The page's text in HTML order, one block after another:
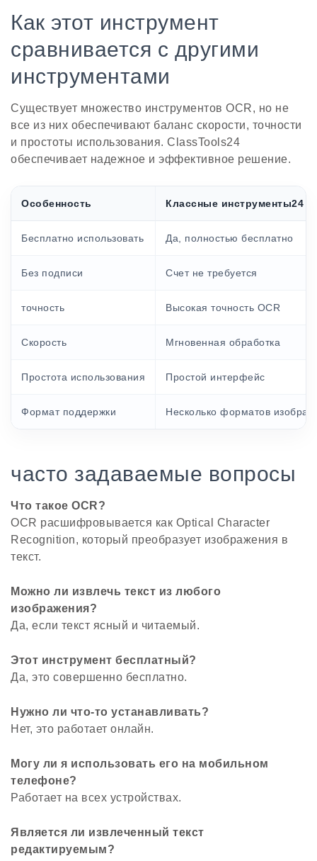
Как этот инструмент
сравнивается с другими
инструментами
Существует множество инструментов OCR, но не
все из них обеспечивают баланс скорости, точности
и простоты использования. ClassTools24
обеспечивает надежное и эффективное решение.
Особенность Классные инструменты24
Бесплатно использовать Да, полностью бесплатно
Без подписи Счет не требуется
точность Высокая точность OCR
Скорость Мгновенная обработка
Простота использования Простой интерфейс
Формат поддержки Несколько форматов
часто задаваемые вопросы
Что такое OCR?
OCR расшифровывается как Optical Character
Recognition, который преобразует изображения в
текст.
Можно ли извлечь текст из любого
изображения?
Да, если текст ясный и читаемый.
Этот инструмент бесплатный?
Да, это совершенно бесплатно.
Нужно ли что-то устанавливать?
Нет, это работает онлайн.
Могу ли я использовать его на мобильном
телефоне?
Работает на всех устройствах.
Является ли извлеченный текст
редактируемым?